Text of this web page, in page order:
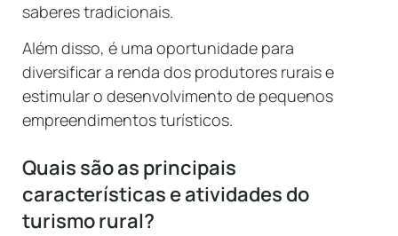
saberes tradicionais.
Além disso, é uma oportunidade para
diversificar a renda dos produtores rurais e
estimular o desenvolvimento de pequenos
empreendimentos turísticos.
Quais são as principais
características e atividades do
turismo rural?